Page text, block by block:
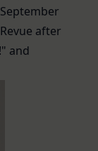
after
and
みます。)
きにご利
)や、年
人が特定
成するも
等が本規約
規定又は
を変更す
の効力発